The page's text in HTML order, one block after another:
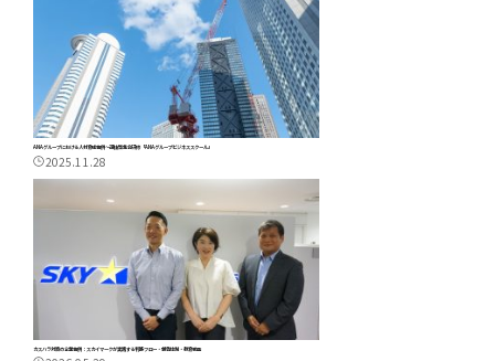
ANAグループにおける人材育成事例～選抜型集合研修「ANAグループビジネススクール」
2025.11.28
カスハラ対策の企業事例：スカイマークが実践する判断フロー・報告体制・教育動画